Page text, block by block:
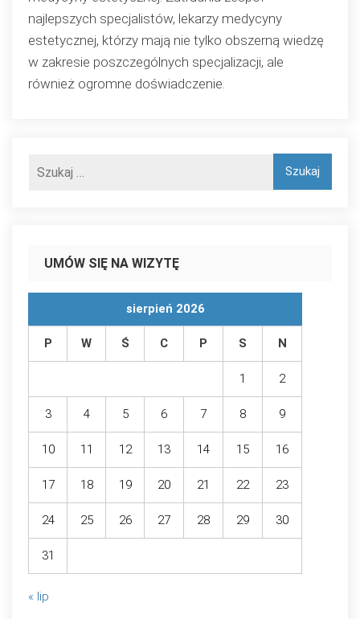
najlepszych specjalistów, lekarzy medycyny
estetycznej, którzy mają nie tylko obszerną wiedzę
w zakresie poszczególnych specjalizacji, ale
również ogromne doświadczenie.
UMÓW SIĘ NA WIZYTĘ
sierpień 2026
P W Ś C P S N
1 2
3 4 5 6 7 8 9
10 11 12 13 14 15 16
17 18 19 20 21 22 23
24 25 26 27 28 29 30
31
« lip